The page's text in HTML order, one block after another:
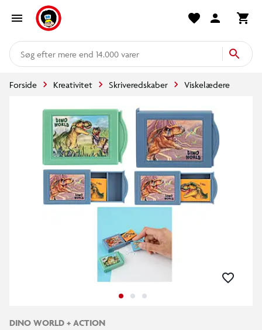
mere end 14.000 varer
Forside Kreativitet Skriveredskaber Viskelædere
DINO WORLD + ACTION